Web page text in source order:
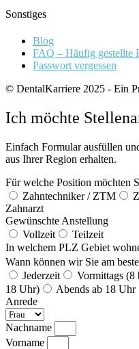
Sonstiges
Blog
FAQ – Häufig gestellte
Passwort vergessen
© DentalKarriere 2025 - Ein
Ich möchte
Einfach Formular ausfüllen
aus Ihrer Region erhalten.
Für welche Position möchten
Zahntechniker / ZTM
Zahnarzt
Gewünschte Anstellung
Vollzeit
Teilzeit
In welchem PLZ Gebiet
Wann können wir Sie am
Jederzeit
Vormittags (8
18 Uhr)
Abends ab 18 Uhr
Anrede
Nachname
Vorname